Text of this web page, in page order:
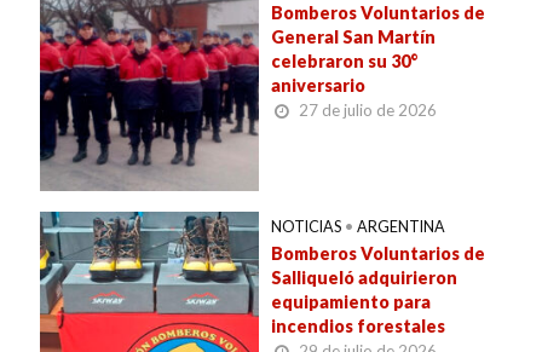
Bomberos Voluntarios de
General San Martín
celebraron su 30°
aniversario
27 de julio de 2026
NOTICIAS • ARGENTINA
Bomberos Voluntarios de
Salliqueló adquirieron
equipamiento para
incendios forestales